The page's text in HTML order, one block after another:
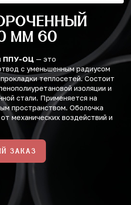
ММ 60
ППУ-ОЦ — это
с уменьшенным радиусом
теплосетей. Состоит
изоляции и
стали. Применяется на
пространством. Оболочка
механических воздействий и
ЗАКАЗ